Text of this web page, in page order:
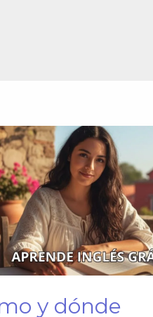
y dónde